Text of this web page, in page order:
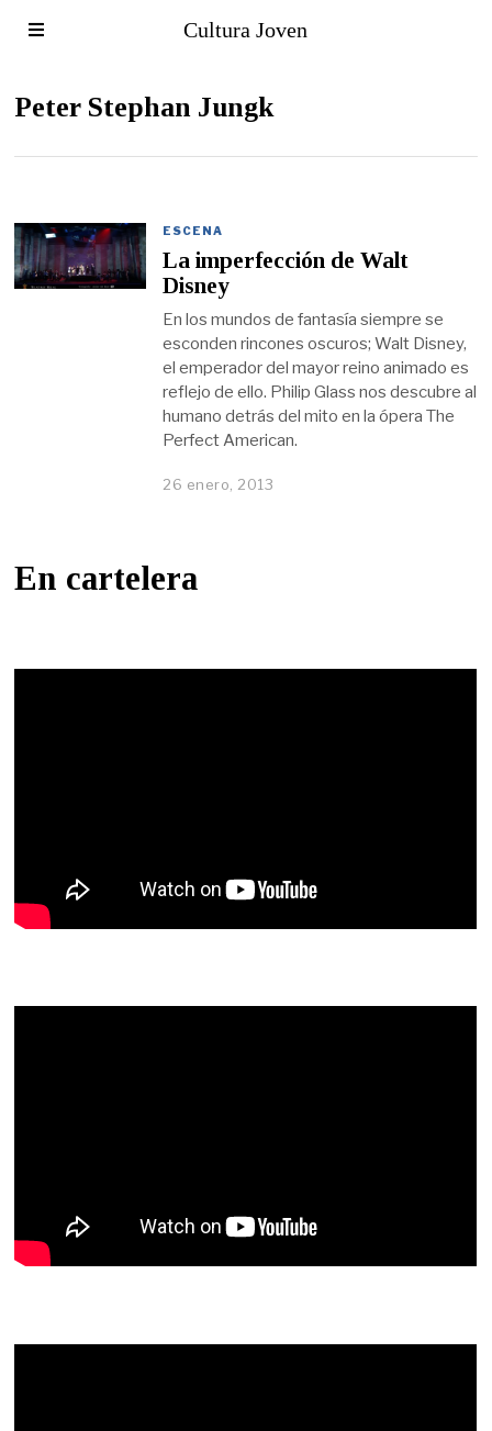
Cultura Joven
Peter Stephan Jungk
ESCENA
La imperfección de Walt
Disney
En los mundos de fantasía siempre se
esconden rincones oscuros; Walt Disney,
el emperador del mayor reino animado es
reflejo de ello. Philip Glass nos descubre al
humano detrás del mito en la ópera The
Perfect American.
26 enero, 2013
En cartelera